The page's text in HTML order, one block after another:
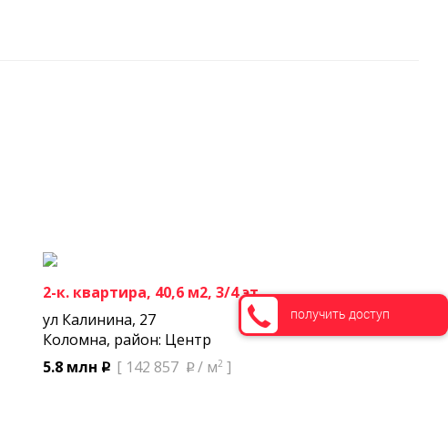
2-к. квартира, 40,6 м2, 3/4 эт.
ул Калинина, 27
Коломна, район: Центр
5.8 млн p [ 142 857 p / м2 ]
получить доступ